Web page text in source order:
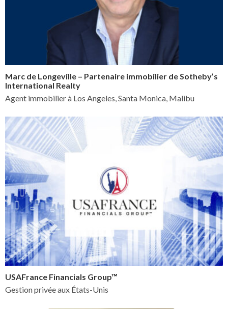
Marc de Longeville – Partenaire immobilier de Sotheby’s
International Realty
Agent immobilier à Los Angeles, Santa Monica, Malibu
USAFrance Financials Group™
Gestion privée aux États-Unis